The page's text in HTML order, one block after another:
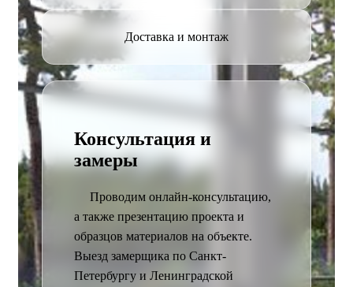
Доставка и монтаж
Консультация и
замеры
Проводим онлайн-консультацию,
а также презентацию проекта и
образцов материалов на объекте.
Выезд замерщика по Санкт-
Петербургу и Ленинградской